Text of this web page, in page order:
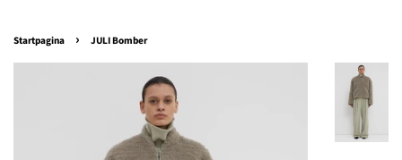
Startpagina › JULI Bomber